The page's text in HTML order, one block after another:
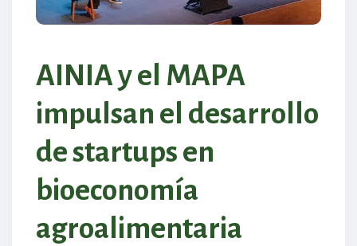
AINIA y el MAPA
impulsan el desarrollo
de startups en
bioeconomía
agroalimentaria